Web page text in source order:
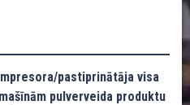
pastiprinātāja visa
pulverveida produktu